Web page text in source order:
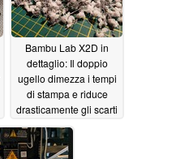
Bambu Lab X2D in
dettaglio: Il doppio
ugello dimezza i tempi
di stampa e riduce
drasticamente gli scarti
06/11/2026